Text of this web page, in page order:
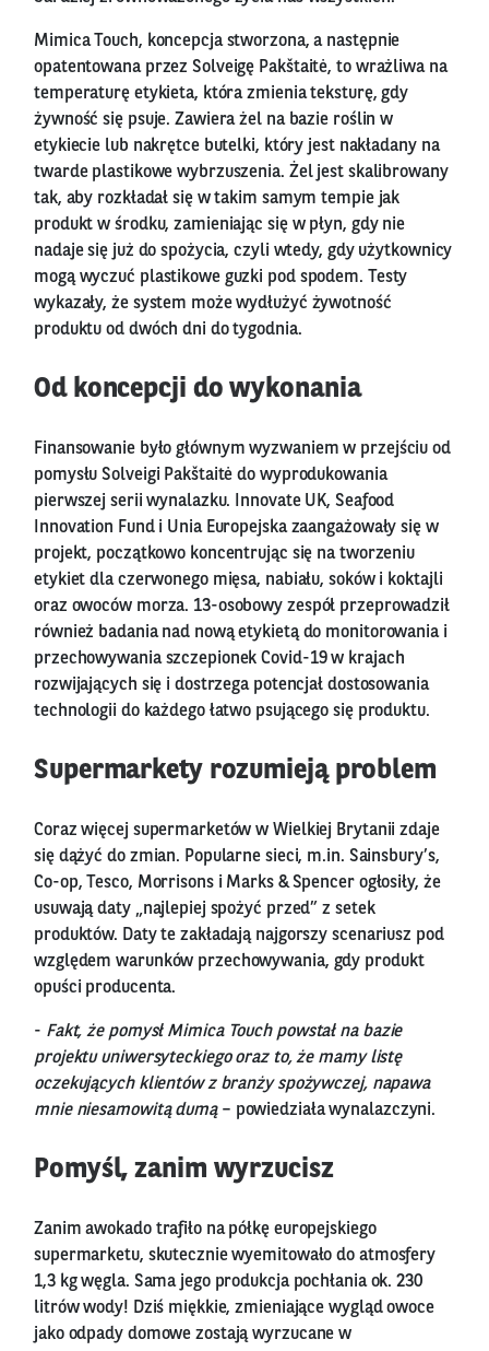
Mimica Touch, koncepcja stworzona, a następnie
opatentowana przez Solveigę Pakštaitė, to wrażliwa na
temperaturę etykieta, która zmienia teksturę, gdy
żywność się psuje. Zawiera żel na bazie roślin w
etykiecie lub nakrętce butelki, który jest nakładany na
twarde plastikowe wybrzuszenia. Żel jest skalibrowany
tak, aby rozkładał się w takim samym tempie jak
produkt w środku, zamieniając się w płyn, gdy nie
nadaje się już do spożycia, czyli wtedy, gdy użytkownicy
mogą wyczuć plastikowe guzki pod spodem. Testy
wykazały, że system może wydłużyć żywotność
produktu od dwóch dni do tygodnia.
Od koncepcji do wykonania
Finansowanie było głównym wyzwaniem w przejściu od
pomysłu Solveigi Pakštaitė do wyprodukowania
pierwszej serii wynalazku. Innovate UK, Seafood
Innovation Fund i Unia Europejska zaangażowały się w
projekt, początkowo koncentrując się na tworzeniu
etykiet dla czerwonego mięsa, nabiału, soków i koktajli
oraz owoców morza. 13-osobowy zespół przeprowadził
również badania nad nową etykietą do monitorowania i
przechowywania szczepionek Covid-19 w krajach
rozwijających się i dostrzega potencjał dostosowania
technologii do każdego łatwo psującego się produktu.
Supermarkety rozumieją problem
Coraz więcej supermarketów w Wielkiej Brytanii zdaje
się dążyć do zmian. Popularne sieci, m.in. Sainsbury’s,
Co-op, Tesco, Morrisons i Marks & Spencer ogłosiły, że
usuwają daty „najlepiej spożyć przed” z setek
produktów. Daty te zakładają najgorszy scenariusz pod
względem warunków przechowywania, gdy produkt
opuści producenta.
- Fakt, że pomysł Mimica Touch powstał na bazie
projektu uniwersyteckiego oraz to, że mamy listę
oczekujących klientów z branży spożywczej, napawa
mnie niesamowitą dumą– powiedziała wynalazczyni.
Pomyśl, zanim wyrzucisz
Zanim awokado trafiło na półkę europejskiego
supermarketu, skutecznie wyemitowało do atmosfery
1,3 kg węgla. Sama jego produkcja pochłania ok. 230
litrów wody! Dziś miękkie, zmieniające wygląd owoce
jako odpady domowe zostają wyrzucane w